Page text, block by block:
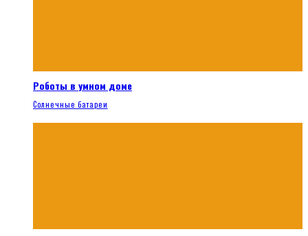
Роботы в умном доме
Солнечные батареи